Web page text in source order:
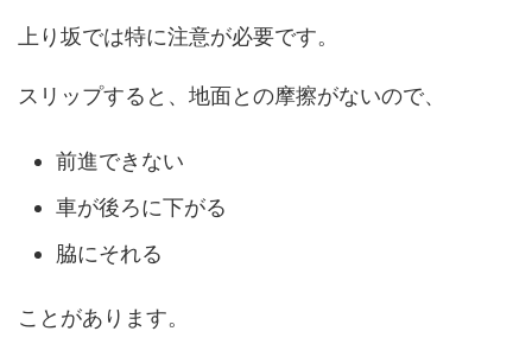
上り坂では特に注意が必要です。
スリップすると、地面との摩擦がないので、
前進できない
車が後ろに下がる
脇にそれる
ことがあります。